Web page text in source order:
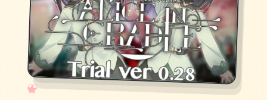
✧
♡
★
♥